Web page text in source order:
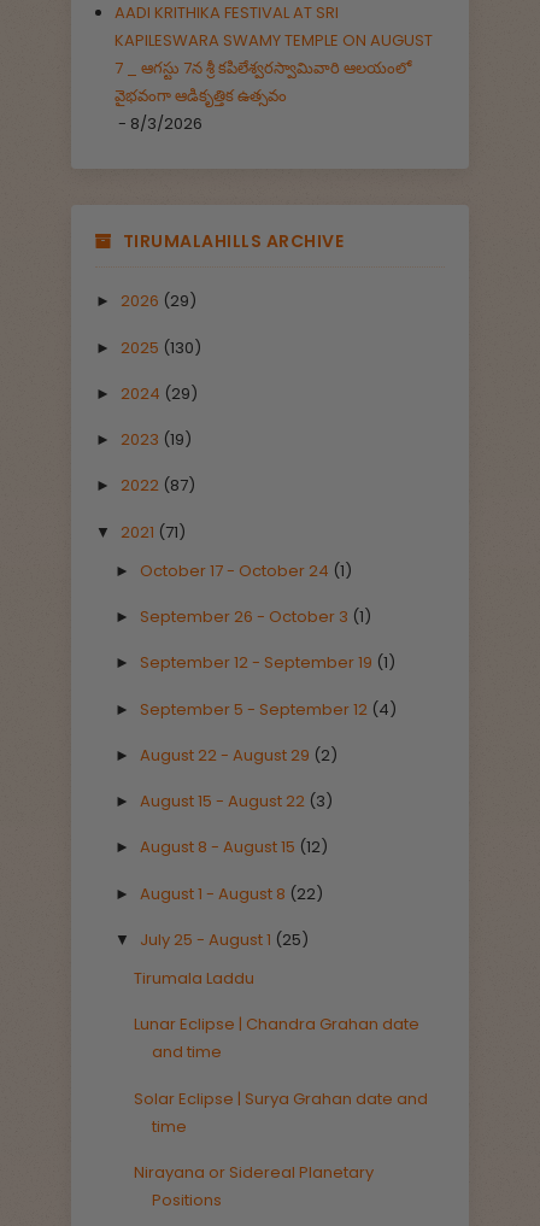
AADI KRITHIKA FESTIVAL AT SRI
KAPILESWARA SWAMY TEMPLE ON AUGUST
7 _ ఆగస్టు 7న శ్రీ కపిలేశ్వరస్వామివారి ఆలయంలో
వైభవంగా ఆడికృత్తిక ఉత్సవం
- 8/3/2026
TIRUMALAHILLS ARCHIVE
► 2026 (29)
► 2025 (130)
► 2024 (29)
► 2023 (19)
► 2022 (87)
▼ 2021 (71)
► October 17 - October 24 (1)
► September 26 - October 3 (1)
► September 12 - September 19 (1)
► September 5 - September 12 (4)
► August 22 - August 29 (2)
► August 15 - August 22 (3)
► August 8 - August 15 (12)
► August 1 - August 8 (22)
▼ July 25 - August 1 (25)
Tirumala Laddu
Lunar Eclipse | Chandra Grahan date
and time
Solar Eclipse | Surya Grahan date and
time
Nirayana or Sidereal Planetary
Positions